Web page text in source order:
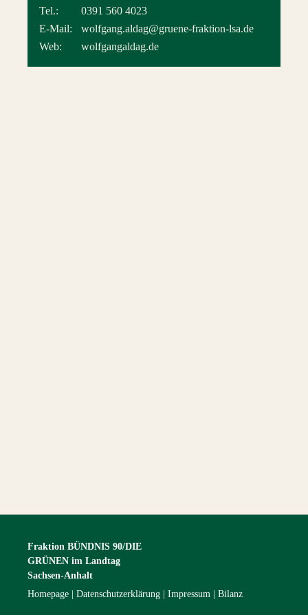
Tel.:
0391 560 4023
E-Mail:
wolfgang.aldag@gruene-fraktion-lsa.de
Web:
wolfgangaldag.de
Fraktion BÜNDNIS 90/DIE
GRÜNEN im Landtag
Sachsen-Anhalt
Homepage
Datenschutzerklärung Impressum Bilanz